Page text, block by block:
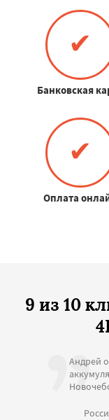
✔
Банковская
✔
Оплата
9 из 10
Андрей